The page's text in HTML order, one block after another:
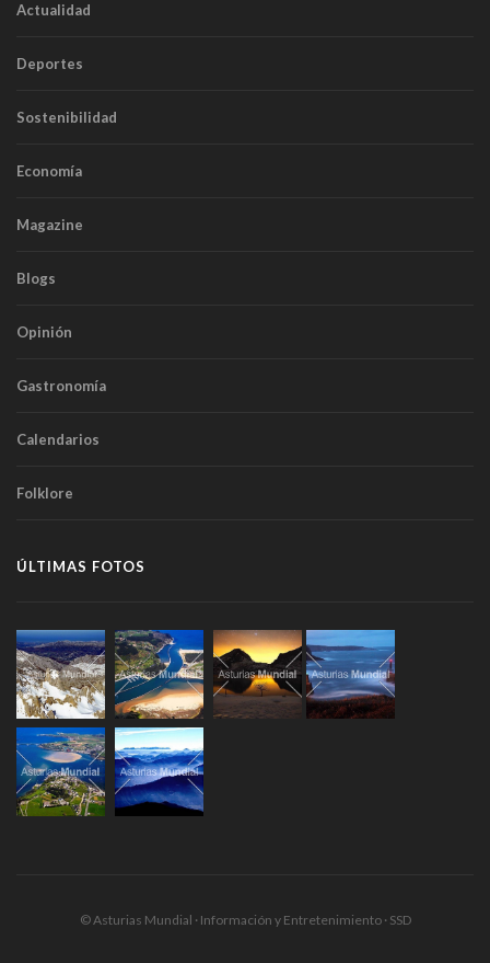
Actualidad
Deportes
Sostenibilidad
Economía
Magazine
Blogs
Opinión
Gastronomía
Calendarios
Folklore
ÚLTIMAS FOTOS
© Asturias Mundial · Información y Entretenimiento · SSD